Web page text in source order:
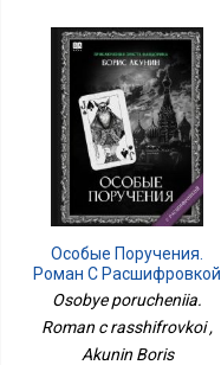
Особые Поручения.
Роман С Расшифровкой
Osobye porucheniia.
Roman c rasshifrovkoi ,
Akunin Boris